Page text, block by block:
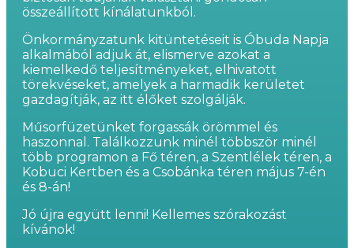
összeállított kínálatunkból.
Önkormányzatunk kitüntetéseit is Óbuda Napja
alkalmából adjuk át, elismerve azokat a
kiemelkedő teljesítményeket, elhivatott
törekvéseket, amelyek a harmadik kerületet
gazdagítják, az itt élőket szolgálják.
Műsorfüzetünket forgassák örömmel és
haszonnal. Találkozzunk minél többször minél
több programon a Fő téren, a Szentlélek téren, a
Kobuci Kertben és a Csobánka téren május 7-én
és 8-án!
Jó újra együtt lenni! Kellemes szórakozást
kívánok!